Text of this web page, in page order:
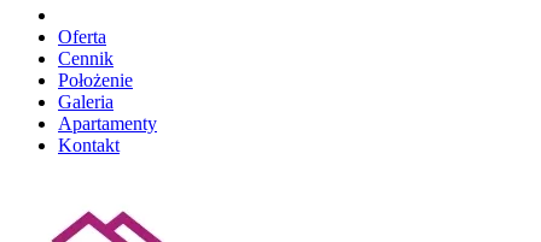
Oferta
Cennik
Położenie
Galeria
Apartamenty
Kontakt